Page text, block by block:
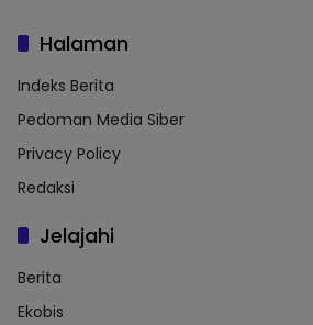
Halaman
Indeks Berita
Pedoman Media Siber
Privacy Policy
Redaksi
Jelajahi
Berita
Ekobis